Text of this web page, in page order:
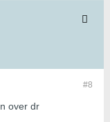
#8
over dr